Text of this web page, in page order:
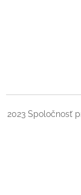
2023 Spoločnosť